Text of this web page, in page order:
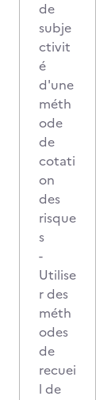
de
subje
ctivit
é
d'une
méth
ode
de
cotati
on
des
risque
s
-
Utilise
r des
méth
odes
de
recuei
l de